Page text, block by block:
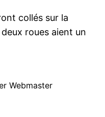
collés sur la
roues aient un
Webmaster